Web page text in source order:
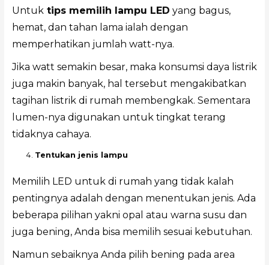
Untuktips memilih lampu LED yang bagus,
hemat, dan tahan lama ialah dengan
memperhatikan jumlah watt-nya.
Jika watt semakin besar, maka konsumsi daya listrik
juga makin banyak, hal tersebut mengakibatkan
tagihan listrik di rumah membengkak. Sementara
lumen-nya digunakan untuk tingkat terang
tidaknya cahaya.
Tentukan jenis lampu
Memilih LED untuk di rumah yang tidak kalah
pentingnya adalah dengan menentukan jenis. Ada
beberapa pilihan yakni opal atau warna susu dan
juga bening, Anda bisa memilih sesuai kebutuhan.
Namun sebaiknya Anda pilih bening pada area